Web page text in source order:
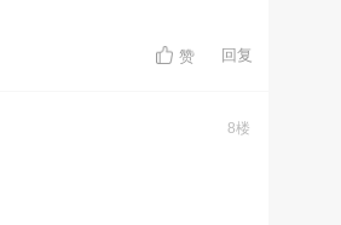
赞 回复
8楼